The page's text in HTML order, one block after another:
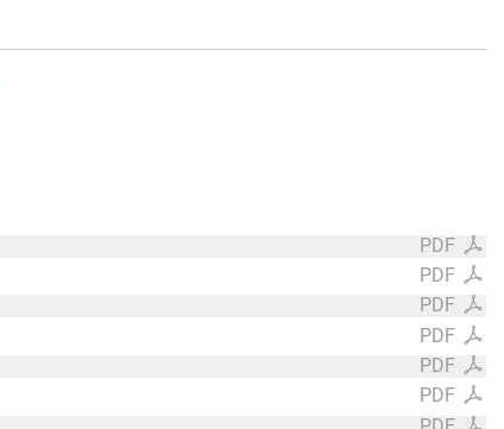
PDF
PDF
PDF
PDF
PDF
PDF